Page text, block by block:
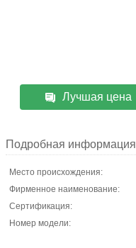
Лучшая цена
Подробная информация
Место происхождения:
Фирменное наименование:
Сертификация:
Номер модели: